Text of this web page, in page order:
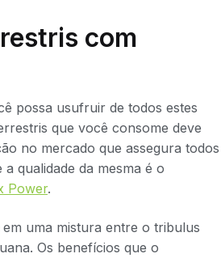
com
possa usufruir de todos estes
que você consome deve
no mercado que assegura todos
qualidade da mesma é o
Power.
uma mistura entre o tribulus
Os benefícios que o